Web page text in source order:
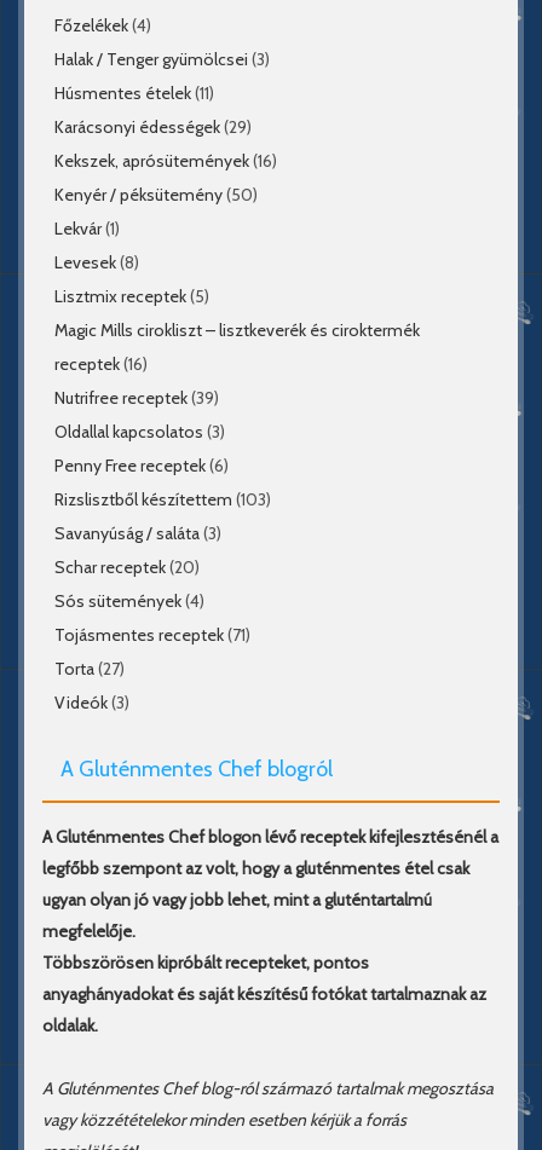
Főzelékek(4)
Halak / Tenger gyümölcsei (3)
Húsmentes ételek(11)
Karácsonyi édességek(29)
Kekszek, aprósütemények(16)
Kenyér / péksütemény(50)
Lekvár(1)
Levesek(8)
Lisztmix receptek(5)
Magic Mills cirokliszt – lisztkeverék és ciroktermék
receptek(16)
Nutrifree receptek(39)
Oldallal kapcsolatos (3)
Penny Free receptek(6)
Rizslisztből készítettem (103)
Savanyúság / saláta(3)
Schar receptek(20)
Sós sütemények(4)
Tojásmentes receptek(71)
Torta(27)
Videók(3)
A Gluténmentes Chef blogról
A Gluténmentes Chef blogon lévő receptek kifejlesztésénél a
legfőbb szempont az volt, hogy a gluténmentes étel csak
ugyan olyan jó vagy jobb lehet, mint a gluténtartalmú
megfelelője.
Többszörösen kipróbált recepteket, pontos
anyaghányadokat és saját készítésű fotókat tartalmaznak az
oldalak.
A Gluténmentes Chef blog-ról származó tartalmak megosztása
vagy közzétételekor minden esetben kérjük a forrás